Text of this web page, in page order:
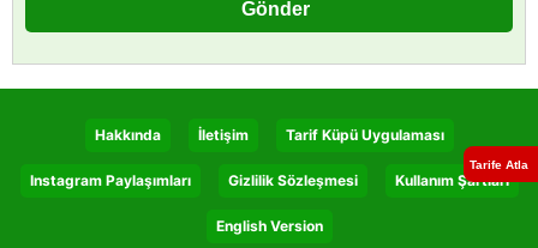
Tarife Atla
Hakkında İletişim Tarif Küpü Uygulaması
Instagram Paylaşımları Gizlilik Sözleşmesi Kullanım Şartları
English Version